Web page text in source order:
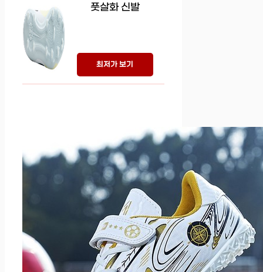
풋살화 신발
최저가 보기